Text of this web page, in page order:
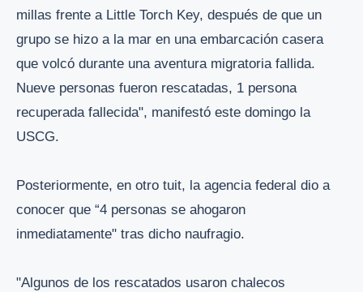
millas frente a Little Torch Key, después de que un
grupo se hizo a la mar en una embarcación casera
que volcó durante una aventura migratoria fallida.
Nueve personas fueron rescatadas, 1 persona
recuperada fallecida", manifestó este domingo la
USCG.
Posteriormente, en otro tuit, la agencia federal dio a
conocer que “4 personas se ahogaron
inmediatamente" tras dicho naufragio.
"Algunos de los rescatados usaron chalecos